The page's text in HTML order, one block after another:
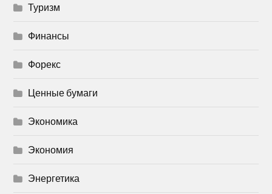
Туризм
Финансы
Форекс
Ценные бумаги
Экономика
Экономия
Энергетика